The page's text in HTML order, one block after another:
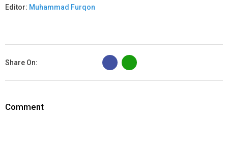
Editor: Muhammad Furqon
Share On:
B
Comment